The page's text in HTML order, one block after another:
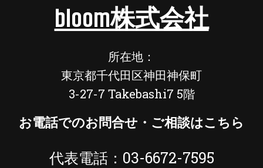
bloom株式会社
所在地：
東京都千代田区神田神保町
3-27-7 Takebashi7 5階
お電話でのお問合せ・ご相談はこちら
代表電話：03-6672-7595